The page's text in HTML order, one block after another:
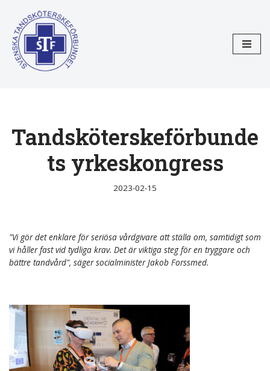
Hoppa
till
innehåll
Tandsköterskeförbunde
ts yrkeskongress
2023-02-15
"Vi gör det enklare för seriösa vårdgivare att ställa om, samtidigt som
vi håller fast vid tydliga krav. Det är viktiga steg för en tryggare och
bättre tandvård", säger socialminister Jakob Forssmed.